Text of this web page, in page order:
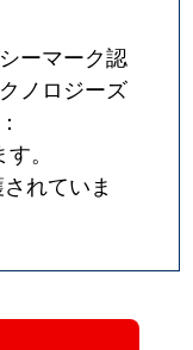
ーマーク認
ノロジーズ
。
れていま